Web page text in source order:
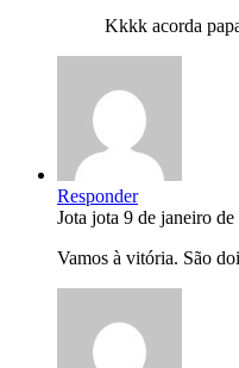
Kkkk acorda
Responder
Jota jota 9 de janeiro de
Vamos à vitória. São